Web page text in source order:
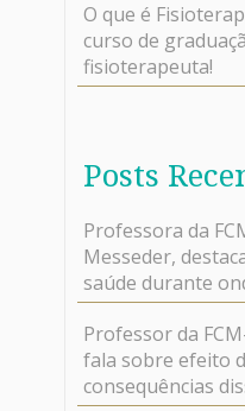
O que é
curso de
fisioterapeuta!
Posts
Professora da
Messeder,
saúde durante
Professor da
fala sobre efeito
consequências